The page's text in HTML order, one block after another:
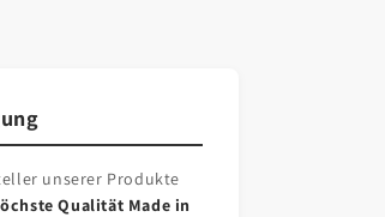
unserer Produkte
Qualität Made in